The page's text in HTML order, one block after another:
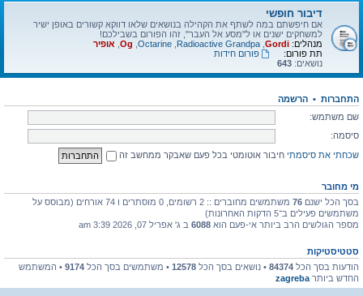
דיבור חופשי
אם חיפשתם במה לשתף את הקהילה בנושאים שלאו דווקא קשורים באופן ישיר
למשחקים ישנים או ל"מסע אל העבר", זהו הפורום בשבילכם!
מנהלים: Gordi
Radioactive Grandpa
Octarine
Og אופיר
תת פורום:
פורום חידות
נושאים: 643
התחברות • הרשמה
שם משתמש:
סיסמה:
שכחתי את סיסמתי חיבור אוטומטי בכל פעם שאבקר ממחשב זה
מי מחובר
בסך הכל ישנם 76
משתמשים מחוברים :: 2 רשומים, 0 מוסתרים ו 74 אורחים (מבוסס על
משתמשים פעילים ב־5 הדקות האחרונות)
מספר הגולשים הרב ביותר אי-פעם הוא 6088 ב ג' אפריל 07, 2026 3:39 am
סטטיסטיקות
הודעות בסך הכל 84374 • נושאים בסך הכל 12578 • משתמשים בסך הכל 9174 • המשתמש
החדש ביותר zagreba